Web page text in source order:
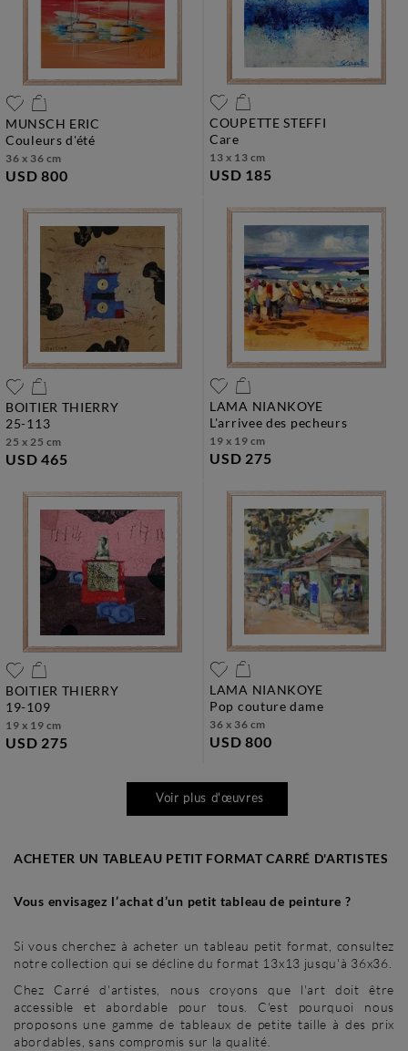
MUNSCH ERIC
couleurs d'été
36 x 36 cm
USD 800
COUPETTE STEFFI
care
13 x 13 cm
USD 185
BOITIER THIERRY
25-113
25 x 25 cm
USD 465
LAMA NIANKOYE
l'arrivee des pecheurs
19 x 19 cm
USD 275
BOITIER THIERRY
19-109
19 x 19 cm
USD 275
LAMA NIANKOYE
pop couture dame
36 x 36 cm
USD 800
Voir plus d'œuvres
ACHETER UN TABLEAU PETIT FORMAT CARRÉ D'ARTISTES
Vous envisagez l’achat d’un petit tableau de peinture ?
Si vous cherchez à acheter un tableau petit format, consultez
notre collection qui se décline du format 13x13 jusqu'à 36x36.
Chez Carré d'artistes, nous croyons que l'art doit être
accessible et abordable pour tous. C'est pourquoi nous
proposons une gamme de tableaux de petite taille à des prix
abordables, sans compromis sur la qualité.